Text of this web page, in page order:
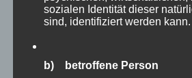
verbunden.
Wie gehen wir damit um? Wie
Smith damit um? Wie hat er es
sozialen Identität dieser
sind, identifiziert werden kann.
b) betroffene Person